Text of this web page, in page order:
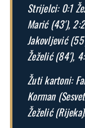
Strijelci: 0:1
Marić (43′),
Jakovljević
Žeželić (84′),
Žuti kartoni:
Korman
Žeželić